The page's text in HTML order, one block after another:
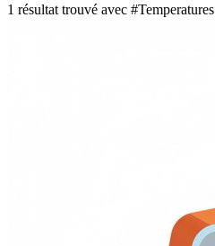
1 résultat trouvé avec #Temperatures